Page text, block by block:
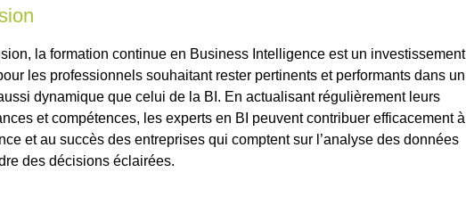
la formation continue en Business Intelligence est un investissement
les professionnels souhaitant rester pertinents et performants dans un
dynamique que celui de la BI. En actualisant régulièrement leurs
et compétences, les experts en BI peuvent contribuer efficacement à
et au succès des entreprises qui comptent sur l’analyse des données
des décisions éclairées.